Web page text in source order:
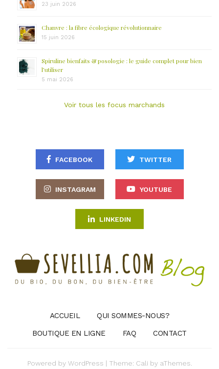
23 juin 2026
Chanvre : la fibre écologique révolutionnaire
15 juin 2026
Spiruline bienfaits & posologie : le guide complet pour bien
l’utiliser
5 mai 2026
Voir tous les focus marchands
FACEBOOK TWITTER
INSTAGRAM YOUTUBE
LINKEDIN
ACCUEIL
QUI SOMMES-NOUS?
BOUTIQUE EN LIGNE
FAQ CONTACT
Powered by WordPress | Theme: Cali by aThemes.